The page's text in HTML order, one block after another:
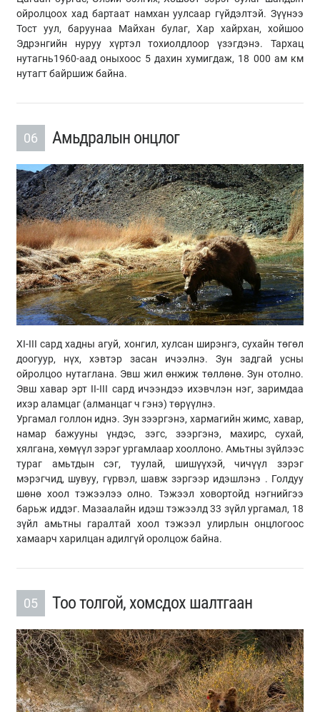
ойролцоох хад бартаат намхан уулсаар гүйдэлтэй. Зүүнээ
Тост уул, баруунаа Майхан булаг, Хар хайрхан, хойшоо
Эдрэнгийн нуруу хүртэл тохиолдлоор үзэгдэнэ. Тархац
нутагнь1960-аад оныхоос 5 дахин хумигдаж, 18 000 ам км
нутагт байршиж байна.
06 Амьдралын онцлог
XI-III сард хадны агуй, хонгил, хулсан ширэнгэ, сухайн төгөл
доогуур, нүх, хэвтэр засан ичээлнэ. Зун задгай усны
ойролцоо нутаглана. Эвш жил өнжиж төллөнө. Зун отолно.
Эвш хавар эрт II-III сард ичээндээ ихэвчлэн нэг, заримдаа
ихэр аламцаг (алманцаг ч гэнэ) төрүүлнэ.
Ургамал голлон иднэ. Зун зээргэнэ, хармагийн жимс, хавар,
намар бажууны үндэс, зэгс, зээргэнэ, махирс, сухай,
хялгана, хөмүүл зэрэг ургамлаар хооллоно. Амьтны зүйлээс
тураг амьтдын сэг, туулай, шишүүхэй, чичүүл зэрэг
мэрэгчид, шувуу, гүрвэл, шавж зэргээр идэшлэнэ . Голдуу
шөнө хоол тэжээлээ олно. Тэжээл ховортойд нэгнийгээ
барьж иддэг. Мазаалайн идэш тэжээлд 33 зүйл ургамал, 18
зүйл амьтны гаралтай хоол тэжээл улирлын онцлогоос
хамаарч харилцан адилгүй оролцож байна.
05 Тоо толгой, хомсдох шалтгаан